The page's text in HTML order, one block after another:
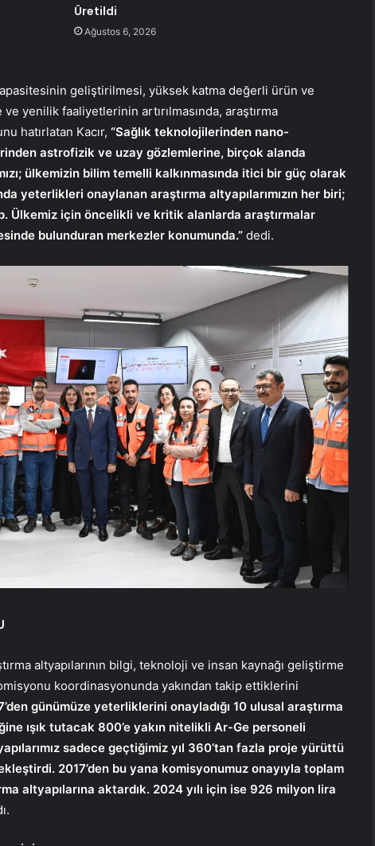
Üretildi
Ağustos 6, 2026
geliştirilmesi, yüksek katma değerli ürün ve
yenilik faaliyetlerinin artırılmasında, araştırma
hatırlatan Kacır, “Sağlık teknolojilerinden nano-
astrofizik ve uzay gözlemlerine, birçok alanda
ülkemizin bilim temelli kalkınmasında itici bir güç olarak
yeterlikleri onaylanan araştırma altyapılarımızın her biri;
Ülkemiz için öncelikli ve kritik alanlarda araştırmalar
bulunduran merkezler konumunda.” dedi.
altyapılarının bilgi, teknoloji ve insan kaynağı geliştirme
koordinasyonunda yakından takip ettiklerini
günümüze yeterliklerini onayladığı 10 ulusal araştırma
ışık tutacak 800’e yakın nitelikli Ar-Ge personeli
sadece geçtiğimiz yıl 360’tan fazla proje yürüttü
2017’den bu yana komisyonumuz onayıyla toplam
altyapılarına aktardık. 2024 yılı için ise 926 milyon lira